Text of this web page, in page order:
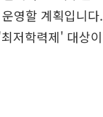
영할 계획입니다.
저학력제' 대상이